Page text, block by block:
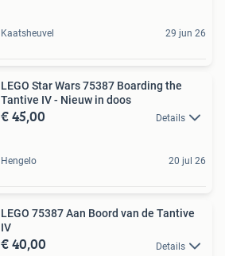
Kaatsheuvel 29 jun 26
LEGO Star Wars 75387 Boarding the
Tantive IV - Nieuw in doos
€ 45,00 Details
Hengelo 20 jul 26
LEGO 75387 Aan Boord van de Tantive
IV
€ 40,00 Details